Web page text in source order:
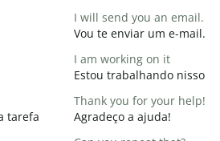
I will send you an email.
Vou te enviar um e-mail.
I am working on it
Estou trabalhando nisso
tarefa
Thank you for your help!
Agradeço a ajuda!